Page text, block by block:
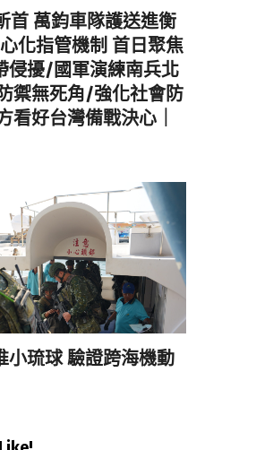
首 萬鈞車隊護送進衡
化指管機制 首日聚焦
侵擾/國軍演練南兵北
禦無死角/強化社會防
看好台灣備戰決心｜
小琉球 驗證跨海機動